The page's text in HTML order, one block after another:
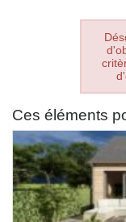
Ces éléments